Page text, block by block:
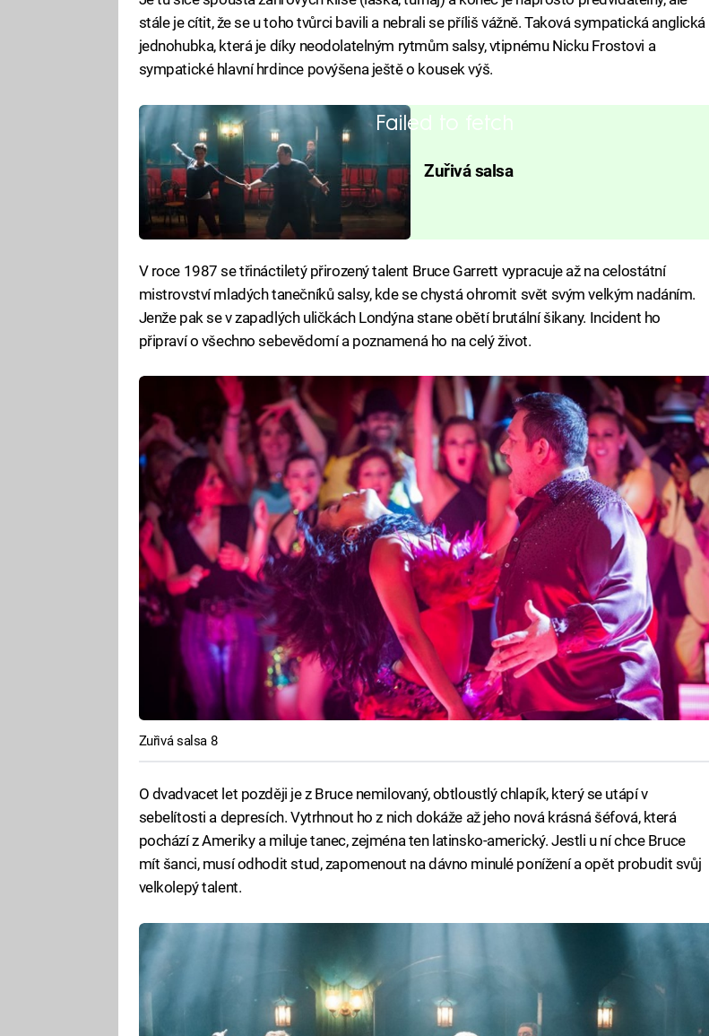
stále je cítit, že se u toho tvůrci bavili a nebrali se příliš vážně. Taková sympatická anglická
jednohubka, která je díky neodolatelným rytmům salsy, vtipnému Nicku Frostovi a
sympatické hlavní hrdince povýšena ještě o kousek výš.
Failed to fetch
Zuřivá salsa
V roce 1987 se třináctiletý přirozený talent Bruce Garrett vypracuje až na celostátní
mistrovství mladých tanečníků salsy, kde se chystá ohromit svět svým velkým nadáním.
Jenže pak se v zapadlých uličkách Londýna stane obětí brutální šikany. Incident ho
připraví o všechno sebevědomí a poznamená ho na celý život.
Zuřivá salsa 8
O dvadvacet let později je z Bruce nemilovaný, obtloustlý chlapík, který se utápí v
sebelítosti a depresích. Vytrhnout ho z nich dokáže až jeho nová krásná šéfová, která
pochází z Ameriky a miluje tanec, zejména ten latinsko-americký. Jestli u ní chce Bruce
mít šanci, musí odhodit stud, zapomenout na dávno minulé ponížení a opět probudit svůj
velkolepý talent.